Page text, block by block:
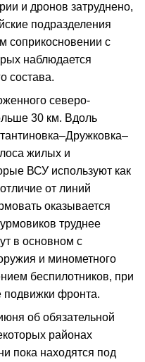
и дронов затруднено,
подразделения
соприкосновении с
наблюдается
состава.
северо-
30 км. Вдоль
жилых и
ВСУ используют как
от линий
оказывается
труднее
в основном с
и минометного
беспилотников, при
фронта.
об обязательной
районах
пока находятся под